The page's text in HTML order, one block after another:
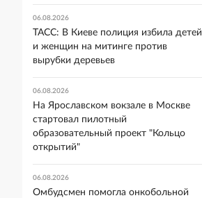
06.08.2026
ТАСС: В Киеве полиция избила детей
и женщин на митинге против
вырубки деревьев
06.08.2026
На Ярославском вокзале в Москве
стартовал пилотный
образовательный проект "Кольцо
открытий"
06.08.2026
Омбудсмен помогла онкобольной